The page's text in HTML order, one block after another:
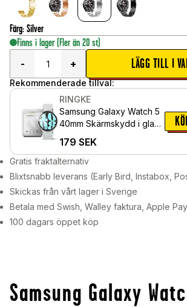
Färg: Silver
Finns i lager (Fler än 20 st)
-
+ LÄGG TILL I
Rekommenderade tillval:
RINGKE
Samsung Galaxy Watch 5
40mm Skärmskydd i glas
179 SEK
Gratis fraktalternativ
Blixtsnabb leverans (Early Bird, Instabox,
Skickas från vårt lager i Sverige
Betala med Swish, Walley faktura, Apple
100 dagars öppet köp
Samsung Galaxy